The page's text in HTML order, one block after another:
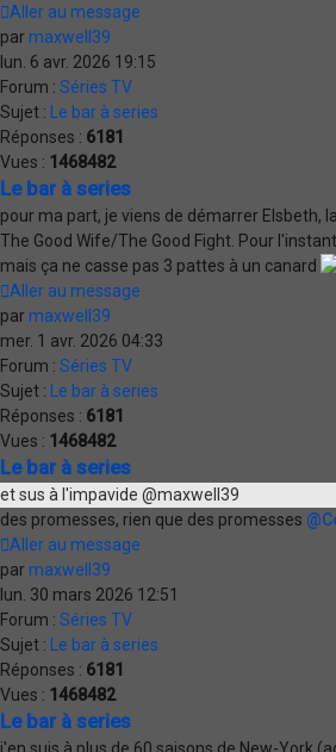
Aller au message
par maxwell39
lun. 6 avr. 2026 19:15
Forum : Séries TV
Sujet : Le bar à series
Réponses : 6181
Vues : 1468482
Le bar à series
pour ma part, je viens de démarrer Elsbeth,
The Good Wife/The Good Fight. Pour
mais ça ne casse pas 3 pattes à un canard
Aller au message
par maxwell39
mer. 1 avr. 2026 04:33
Forum : Séries TV
Sujet : Le bar à series
Réponses : 6181
Vues : 1468482
Le bar à series
et sus à l'impavide @maxwell39
des promesses, rien que des promesses
Aller au message
par maxwell39
lun. 30 mars 2026 12:51
Forum : Séries TV
Sujet : Le bar à series
Réponses : 6181
Vues : 1468482
Le bar à series